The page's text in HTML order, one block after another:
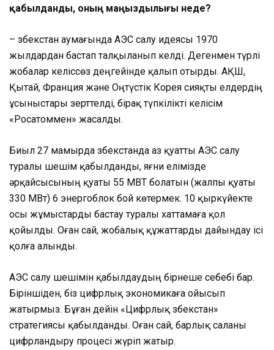
қабылданды, оның маңыздылығы неде?
– Өзбекстан аумағында АЭС салу идеясы 1970
жылдардан бастап талқыланып келді. Дегенмен түрлі
жобалар келіссөз деңгейінде қалып отырды. АҚШ,
Қытай, Франция және Оңтүстік Корея сияқты елдердің
ұсыныстары зерттелді, бірақ түпкілікті келісім
«Росатоммен» жасалды.
Биыл 27 мамырда Өзбекстанда аз қуатты АЭС салу
туралы шешім қабылданды, яғни елімізде
әрқайсысының қуаты 55 МВТ болатын (жалпы қуаты
330 МВт) 6 энергоблок бой көтермек. 10 қыркүйекте
осы жұмыстарды бастау туралы хаттамаға қол
қойылды. Оған сай, жобалық құжаттарды дайындау ісі
қолға алынды.
АЭС салу шешімін қабылдаудың бірнеше себебі бар.
Біріншіден, біз цифрлық экономикаға ойысып
жатырмыз. Бұған дейін «Цифрлық Өзбекстан»
стратегиясы қабылданды. Оған сай, барлық саланы
цифрландыру процесі жүріп жатыр.